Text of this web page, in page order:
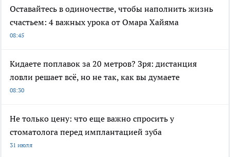
Оставайтесь в одиночестве, чтобы наполнить жизнь
счастьем: 4 важных урока от Омара Хайяма
08:45
Кидаете поплавок за 20 метров? Зря: дистанция
ловли решает всё, но не так, как вы думаете
08:30
Не только цену: что еще важно спросить у
стоматолога перед имплантацией зуба
31 июля